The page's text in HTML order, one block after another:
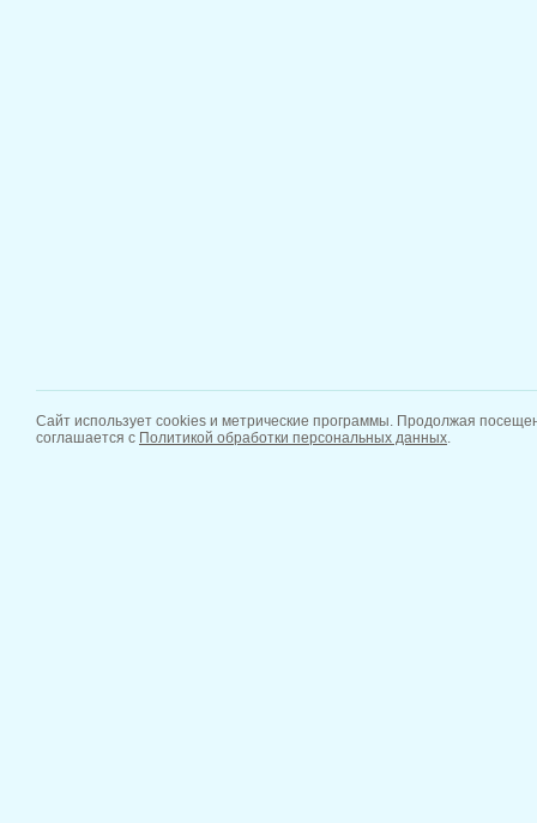
Сайт использует cookies и метрические программы. Продолжая
соглашается с Политикой обработки персональных данных.